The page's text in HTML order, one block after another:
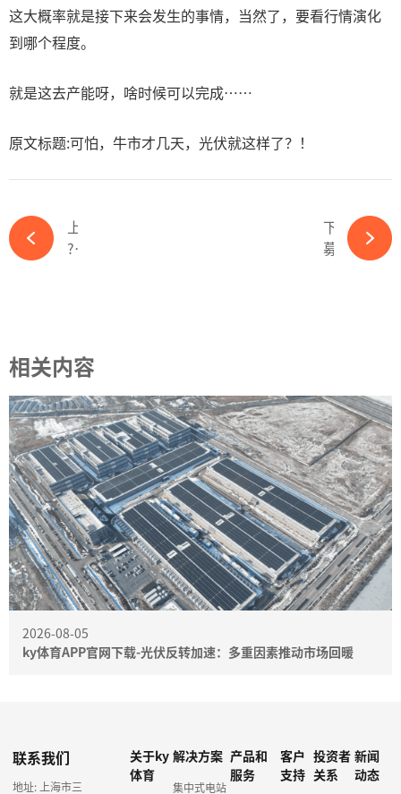
这大概率就是接下来会发生的事情，当然了，要看行情演化
到哪个程度。
就是这去产能呀，啥时候可以完成……
原文标题:可怕，牛市才几天，光伏就这样了？！
?明日上会！海博思创IPO能否成功？-ky体育APP官网下载
下一篇
募资48.8亿，光储龙头阳光电源拟赴德上市-ky体育APP官网下载
相关内容
2026-08-05
ky体育APP官网下载-光伏反转加速：多重因素推动市场回暖
联系我们
地址: 上海市三
关于ky
体育
解决方案
集中式电站
产品和
服务
客户
支持
投资者
关系
新闻
动态